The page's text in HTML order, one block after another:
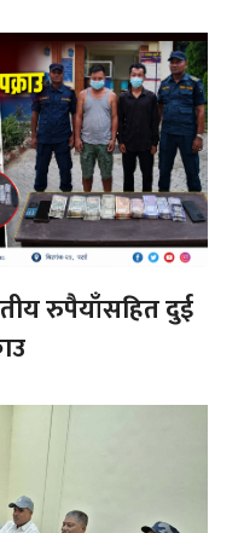
रुपैयाँसहित दुई